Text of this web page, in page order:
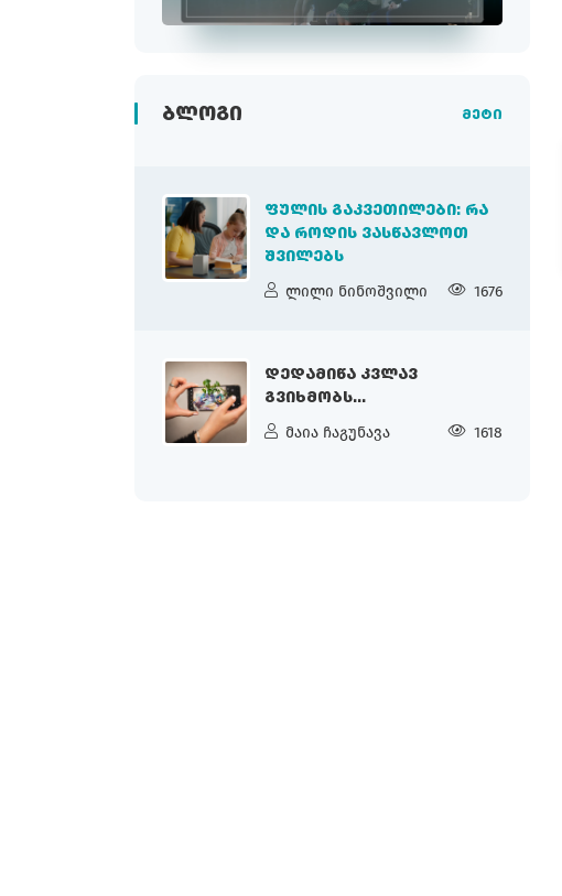
ᲑᲚᲝᲒᲘ მეტი
ᲤᲣᲚᲘᲡ ᲒᲐᲙᲕᲔᲗᲘᲚᲔᲑᲘ: ᲠᲐ
ᲓᲐ ᲠᲝᲓᲘᲡ ᲕᲐᲡᲬᲐᲕᲚᲝᲗ
ᲨᲕᲘᲚᲔᲑᲡ
ლილი ნინოშვილი 1676
ᲓᲔᲓᲐᲛᲘᲬᲐ ᲙᲕᲚᲐᲕ
ᲒᲕᲘᲮᲛᲝᲑᲡ...
მაია ჩაგუნავა 1618